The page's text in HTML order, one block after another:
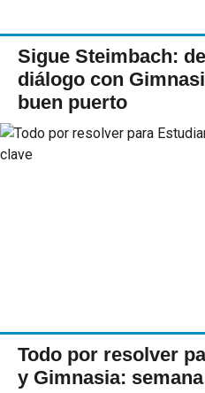
Sigue Steimbach:
diálogo con
buen puerto
Todo por resolver
y Gimnasia: